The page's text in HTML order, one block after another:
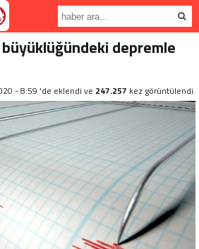
büyüklüğündeki depremle
- 8:59 'de eklendi ve 247.257 kez görüntülendi.